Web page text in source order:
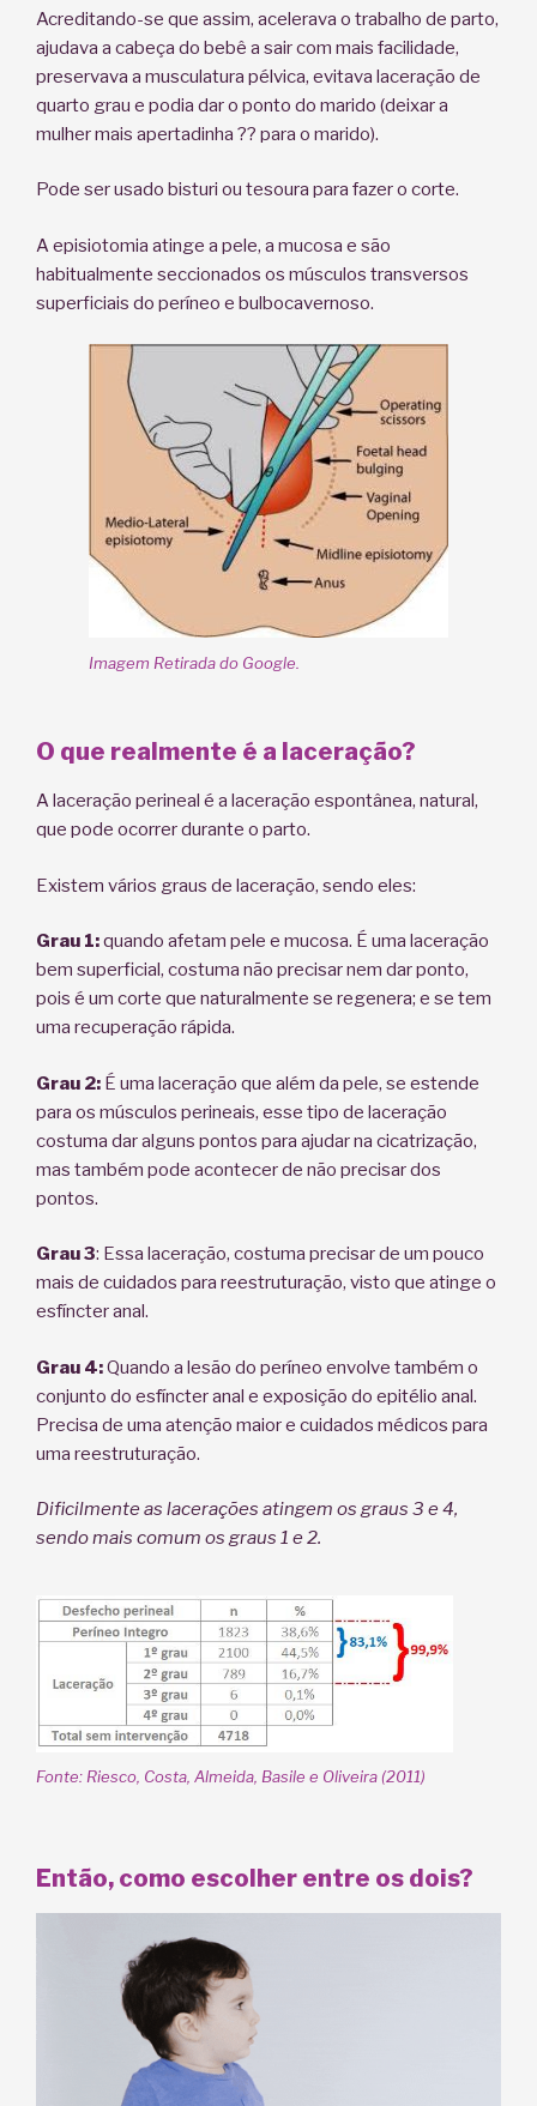
Acreditando-se que assim, acelerava o trabalho de parto,
ajudava a cabeça do bebê a sair com mais facilidade,
preservava a musculatura pélvica, evitava laceração de
quarto grau e podia dar o ponto do marido (deixar a
mulher mais apertadinha ?? para o marido).
Pode ser usado bisturi ou tesoura para fazer o corte.
A episiotomia atinge a pele, a mucosa e são
habitualmente seccionados os músculos transversos
superficiais do períneo e bulbocavernoso.
Imagem Retirada do Google.
O que realmente é a laceração?
A laceração perineal é a laceração espontânea, natural,
que pode ocorrer durante o parto.
Existem vários graus de laceração, sendo eles:
Grau 1:quando afetam pele e mucosa. É uma laceração
bem superficial, costuma não precisar nem dar ponto,
pois é um corte que naturalmente se regenera; e se tem
uma recuperação rápida.
Grau 2: É uma laceração que além da pele, se estende
para os músculos perineais, esse tipo de laceração
costuma dar alguns pontos para ajudar na cicatrização,
mas também pode acontecer de não precisar dos
pontos.
Grau 3: Essa laceração, costuma precisar de um pouco
mais de cuidados para reestruturação, visto que atinge o
esfíncter anal.
Grau 4:Quando a lesão do períneo envolve também o
conjunto do esfíncter anal e exposição do epitélio anal.
Precisa de uma atenção maior e cuidados médicos para
uma reestruturação.
Dificilmente as lacerações atingem os graus 3 e 4,
sendo mais comum os graus 1 e 2.
Fonte: Riesco, Costa, Almeida, Basile e Oliveira (2011)
Então, como escolher entre os dois?